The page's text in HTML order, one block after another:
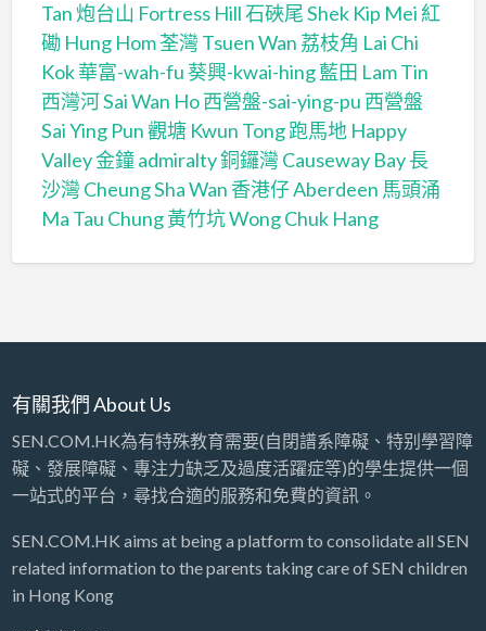
Tan炮台山 Fortress Hill石硤尾 Shek Kip Mei 紅
磡 Hung Hom荃灣 Tsuen Wan 荔枝角 Lai Chi
Kok華富-wah-fu葵興-kwai-hing藍田 Lam Tin
西灣河 Sai Wan Ho西營盤-sai-ying-pu 西營盤
Sai Ying Pun觀塘 Kwun Tong跑馬地 Happy
Valley金鐘 admiralty銅鑼灣 Causeway Bay長
沙灣 Cheung Sha Wan 香港仔 Aberdeen 馬頭涌
Ma Tau Chung黃竹坑 Wong Chuk Hang
有關我們 About Us
SEN.COM.HK為有特殊教育需要(自閉譜系障礙、特别學習障
礙、發展障礙、專注力缺乏及過度活躍症等)的學生提供一個
一站式的平台，尋找合適的服務和免費的資訊。
SEN.COM.HK aims at being a platform to consolidate all SEN
related information to the parents taking care of SEN children
in Hong Kong